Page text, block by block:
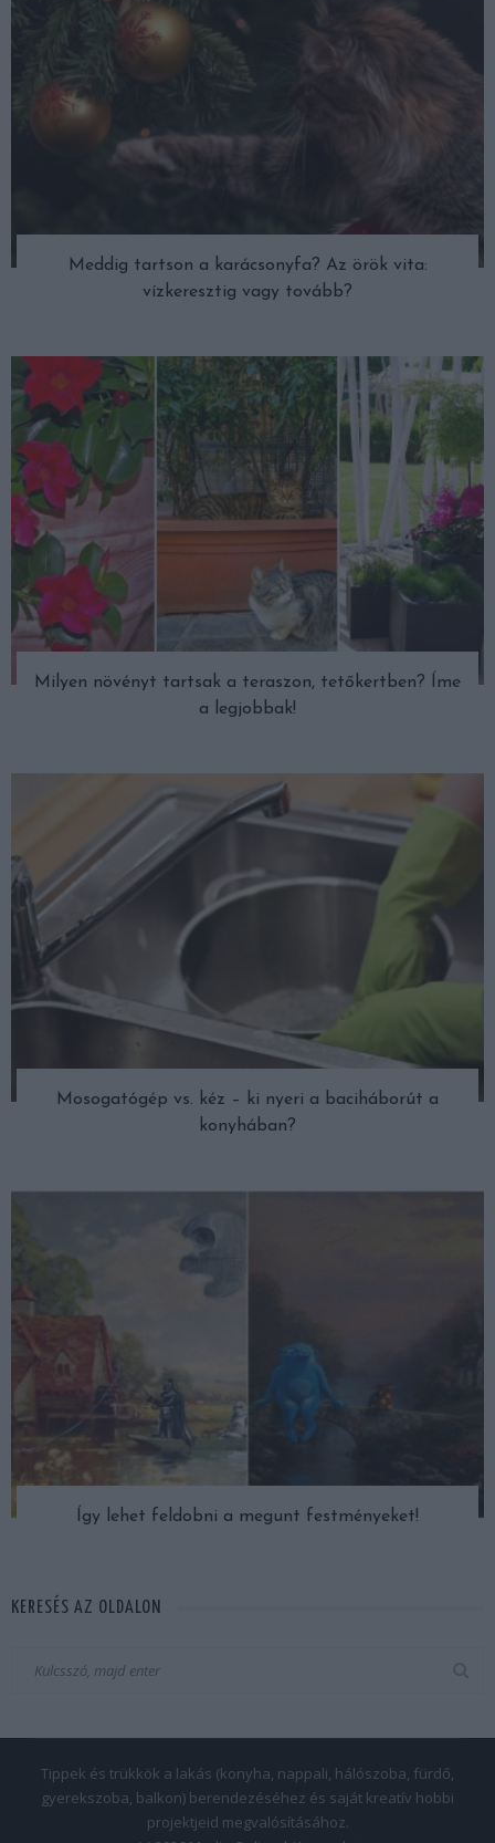
Meddig tartson a karácsonyfa? Az örök vita:
vízkeresztig vagy tovább?
Milyen növényt tartsak a teraszon, tetőkertben? Íme
a legjobbak!
Mosogatógép vs. kéz – ki nyeri a baciháborút a
konyhában?
Így lehet feldobni a megunt festményeket!
KERESÉS AZ OLDALON
Tippek és trükkök a lakás (konyha, nappali, hálószoba, fürdő,
gyerekszoba, balkon) berendezéséhez és saját kreatív hobbi
projektjeid megvalósításához.